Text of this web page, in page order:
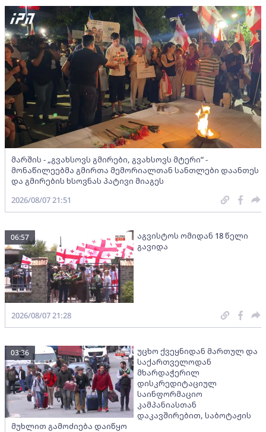
მარშის - „გვახსოვს გმირები, გვახსოვს მტერი” -
მონაწილეებმა გმირთა მემორიალთან სანთლები დაანთეს
და გმირების ხსოვნას პატივი მიაგეს
2026/08/07 21:51
აგვისტოს ომიდან 18 წელი
გავიდა
06:57
2026/08/07 21:28
უცხო ქვეყნიდან მართულ და
საქართველოდან
მხარდაჭერილ
დისკრედიტაციულ
საინფორმაციო
კამპანიასთან
დაკავშირებით, საბოტაჟის
მუხლით გამოძიება დაიწყო
03:36